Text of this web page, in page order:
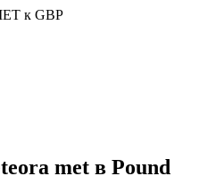
к GBP
met в Pound